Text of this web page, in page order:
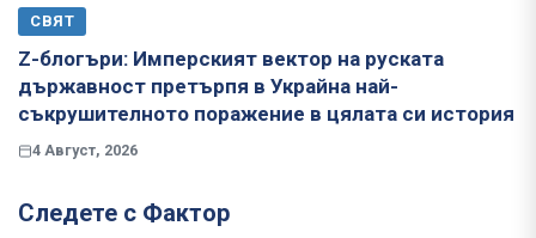
СВЯТ
Z-блогъри: Имперският вектор на руската
държавност претърпя в Украйна най-
съкрушителното поражение в цялата си история
4 Август, 2026
Следете с Фактор